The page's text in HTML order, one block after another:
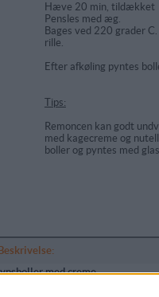
Hæve 20 min, tildækket
Pensles med æg.
Bages ved 220 grader
rille.
Efter afkøling pyntes
Tips:
Remoncen kan godt
med kagecreme og
boller og pyntes med
Beskrivelse:
med creme